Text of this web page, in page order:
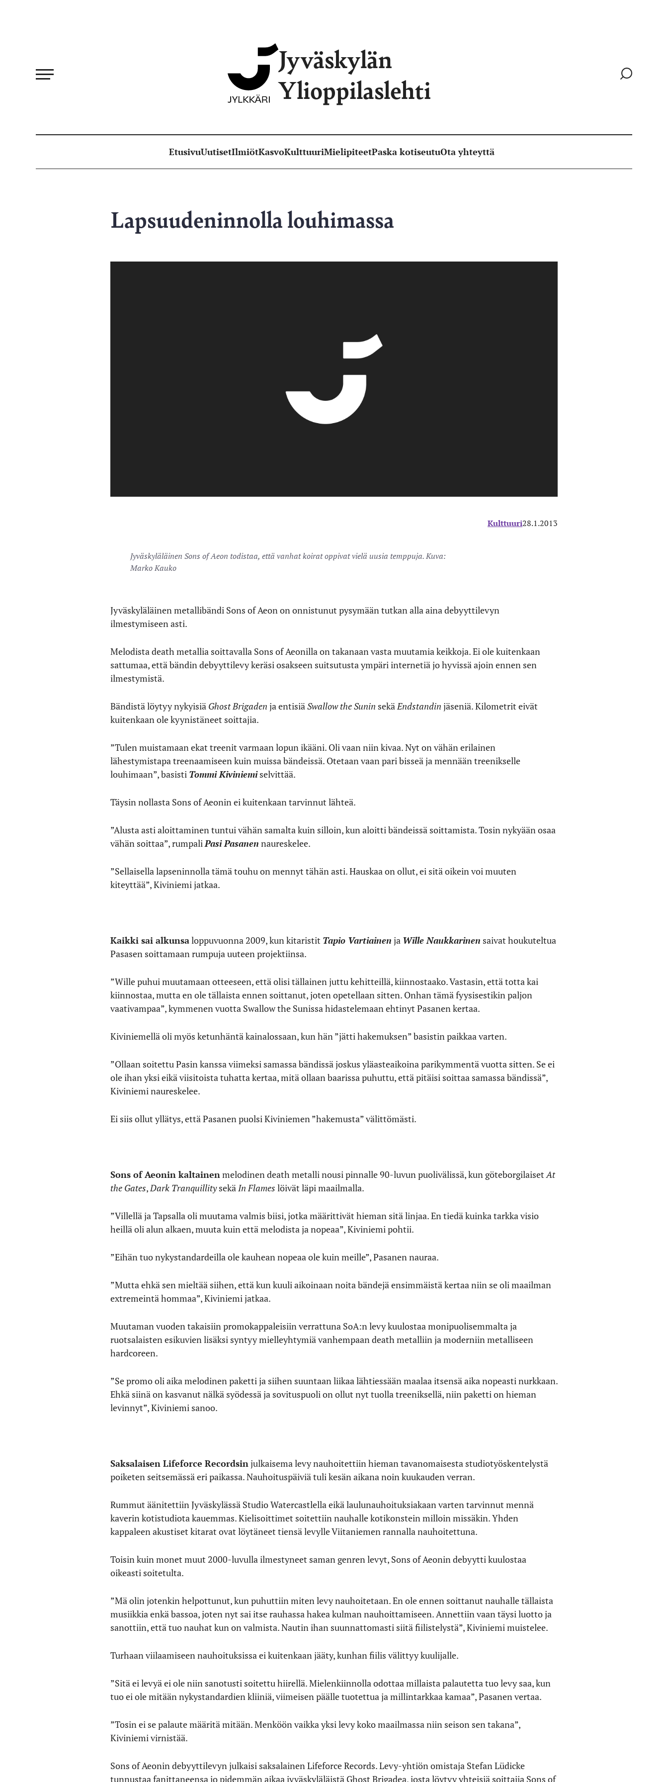
Jyväskylän
Ylioppilaslehti
Siirry
EtusivuUutisetIlmiötKasvoKulttuuriMielipiteetPaska kotiseutuOta yhteyttä
Lapsuudeninnolla louhimassa
Kulttuuri28.1.2013
Jyväskyläläinen Sons of Aeon todistaa, että vanhat koirat oppivat vielä uusia temppuja. Kuva:
Marko Kauko
Jyväskyläläinen metallibändi Sons of Aeon on onnistunut pysymään tutkan alla aina debyyttilevyn
ilmestymiseen asti.
Melodista death metallia soittavalla Sons of Aeonilla on takanaan vasta muutamia keikkoja. Ei ole kuitenkaan
sattumaa, että bändin debyyttilevy keräsi osakseen suitsutusta ympäri internetiä jo hyvissä ajoin ennen sen
ilmestymistä.
Bändistä löytyy nykyisiä Ghost Brigaden ja entisiä Swallow the Sunin sekä Endstandin jäseniä. Kilometrit eivät
kuitenkaan ole kyynistäneet soittajia.
”Tulen muistamaan ekat treenit varmaan lopun ikääni. Oli vaan niin kivaa. Nyt on vähän erilainen
lähestymistapa treenaamiseen kuin muissa bändeissä. Otetaan vaan pari bisseä ja mennään treenikselle
louhimaan”, basisti Tommi Kiviniemiselvittää.
Täysin nollasta Sons of Aeonin ei kuitenkaan tarvinnut lähteä.
”Alusta asti aloittaminen tuntui vähän samalta kuin silloin, kun aloitti bändeissä soittamista. Tosin nykyään osaa
vähän soittaa”, rumpali Pasi Pasanen naureskelee.
”Sellaisella lapseninnolla tämä touhu on mennyt tähän asti. Hauskaa on ollut, ei sitä oikein voi muuten
kiteyttää”, Kiviniemi jatkaa.
Kaikki sai alkunsaloppuvuonna 2009, kun kitaristit Tapio Vartiainen ja Wille Naukkarinen saivat houkuteltua
Pasasen soittamaan rumpuja uuteen projektiinsa.
”Wille puhui muutamaan otteeseen, että olisi tällainen juttu kehitteillä, kiinnostaako. Vastasin, että totta kai
kiinnostaa, mutta en ole tällaista ennen soittanut, joten opetellaan sitten. Onhan tämä fyysisestikin paljon
vaativampaa”, kymmenen vuotta Swallow the Sunissa hidastelemaan ehtinyt Pasanen kertaa.
Kiviniemellä oli myös ketunhäntä kainalossaan, kun hän ”jätti hakemuksen” basistin paikkaa varten.
”Ollaan soitettu Pasin kanssa viimeksi samassa bändissä joskus yläasteaikoina parikymmentä vuotta sitten. Se ei
ole ihan yksi eikä viisitoista tuhatta kertaa, mitä ollaan baarissa puhuttu, että pitäisi soittaa samassa bändissä”,
Kiviniemi naureskelee.
Ei siis ollut yllätys, että Pasanen puolsi Kiviniemen ”hakemusta” välittömästi.
Sons of Aeonin kaltainen melodinen death metalli nousi pinnalle 90-luvun puolivälissä, kun göteborgilaiset At
the Gates, Dark Tranquillitysekä In Flames löivät läpi maailmalla.
”Villellä ja Tapsalla oli muutama valmis biisi, jotka määrittivät hieman sitä linjaa. En tiedä kuinka tarkka visio
heillä oli alun alkaen, muuta kuin että melodista ja nopeaa”, Kiviniemi pohtii.
”Eihän tuo nykystandardeilla ole kauhean nopeaa ole kuin meille”, Pasanen nauraa.
”Mutta ehkä sen mieltää siihen, että kun kuuli aikoinaan noita bändejä ensimmäistä kertaa niin se oli maailman
extremeintä hommaa”, Kiviniemi jatkaa.
Muutaman vuoden takaisiin promokappaleisiin verrattuna SoA:n levy kuulostaa monipuolisemmalta ja
ruotsalaisten esikuvien lisäksi syntyy mielleyhtymiä vanhempaan death metalliin ja moderniin metalliseen
hardcoreen.
”Se promo oli aika melodinen paketti ja siihen suuntaan liikaa lähtiessään maalaa itsensä aika nopeasti nurkkaan.
Ehkä siinä on kasvanut nälkä syödessä ja sovituspuoli on ollut nyt tuolla treeniksellä, niin paketti on hieman
levinnyt”, Kiviniemi sanoo.
Saksalaisen Lifeforce Recordsin julkaisema levy nauhoitettiin hieman tavanomaisesta studiotyöskentelystä
poiketen seitsemässä eri paikassa. Nauhoituspäiviä tuli kesän aikana noin kuukauden verran.
Rummut äänitettiin Jyväskylässä Studio Watercastlella eikä laulunauhoituksiakaan varten tarvinnut mennä
kaverin kotistudiota kauemmas. Kielisoittimet soitettiin nauhalle kotikonstein milloin missäkin. Yhden
kappaleen akustiset kitarat ovat löytäneet tiensä levylle Viitaniemen rannalla nauhoitettuna.
Toisin kuin monet muut 2000-luvulla ilmestyneet saman genren levyt, Sons of Aeonin debyytti kuulostaa
oikeasti soitetulta.
”Mä olin jotenkin helpottunut, kun puhuttiin miten levy nauhoitetaan. En ole ennen soittanut nauhalle tällaista
musiikkia enkä bassoa, joten nyt sai itse rauhassa hakea kulman nauhoittamiseen. Annettiin vaan täysi luotto ja
sanottiin, että tuo nauhat kun on valmista. Nautin ihan suunnattomasti siitä fiilistelystä”, Kiviniemi muistelee.
Turhaan viilaamiseen nauhoituksissa ei kuitenkaan jääty, kunhan fiilis välittyy kuulijalle.
”Sitä ei levyä ei ole niin sanotusti soitettu hiirellä. Mielenkiinnolla odottaa millaista palautetta tuo levy saa, kun
tuo ei ole mitään nykystandardien kliiniä, viimeisen päälle tuotettua ja millintarkkaa kamaa”, Pasanen vertaa.
”Tosin ei se palaute määritä mitään. Menköön vaikka yksi levy koko maailmassa niin seison sen takana”,
Kiviniemi virnistää.
Sons of Aeonin debyyttilevyn julkaisi saksalainen Lifeforce Records. Levy-yhtiön omistaja Stefan Lüdicke
tunnustaa fanittaneensa jo pidemmän aikaa jyväskyläläistä Ghost Brigadea, josta löytyy yhteisiä soittajia Sons of